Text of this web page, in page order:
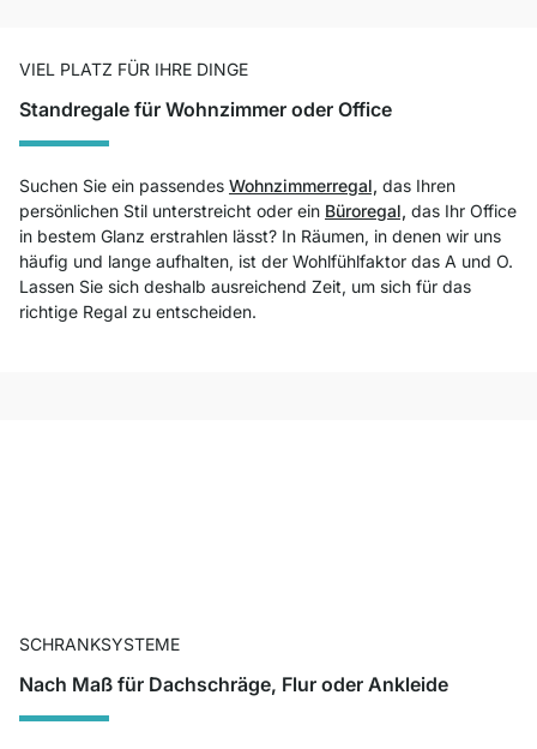
VIEL PLATZ FÜR IHRE DINGE
Standregale für Wohnzimmer oder Office
Suchen Sie ein passendes Wohnzimmerregal, das Ihren
persönlichen Stil unterstreicht oder ein Büroregal, das Ihr Office
in bestem Glanz erstrahlen lässt? In Räumen, in denen wir uns
häufig und lange aufhalten, ist der Wohlfühlfaktor das A und O.
Lassen Sie sich deshalb ausreichend Zeit, um sich für das
richtige Regal zu entscheiden.
SCHRANKSYSTEME
Nach Maß für Dachschräge, Flur oder Ankleide